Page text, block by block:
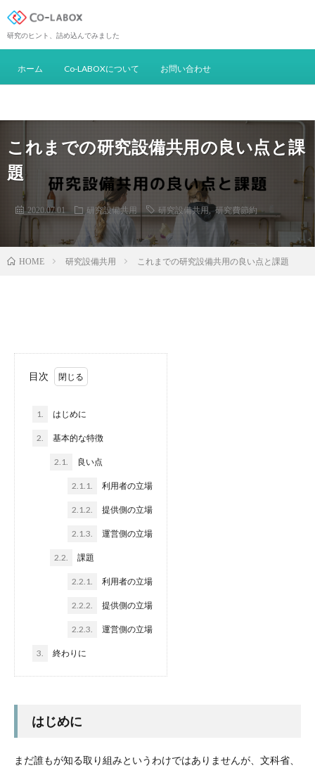
研究のヒント、詰め込んでみました
ホーム Co-LABOXについて お問い合わせ
これまでの研究設備共用の良い点と課
題
2020.07.01 研究設備共用 研究設備共用 ,研究費節約
HOME 研究設備共用 これまでの研究設備共用の良い点と課題
目次
1. はじめに
2. 基本的な特徴
2.1. 良い点
2.1.1. 利用者の立場
2.1.2. 提供側の立場
2.1.3. 運営側の立場
2.2. 課題
2.2.1. 利用者の立場
2.2.2. 提供側の立場
2.2.3. 運営側の立場
3. 終わりに
はじめに
まだ誰もが知る取り組みというわけではありませんが、文科省、